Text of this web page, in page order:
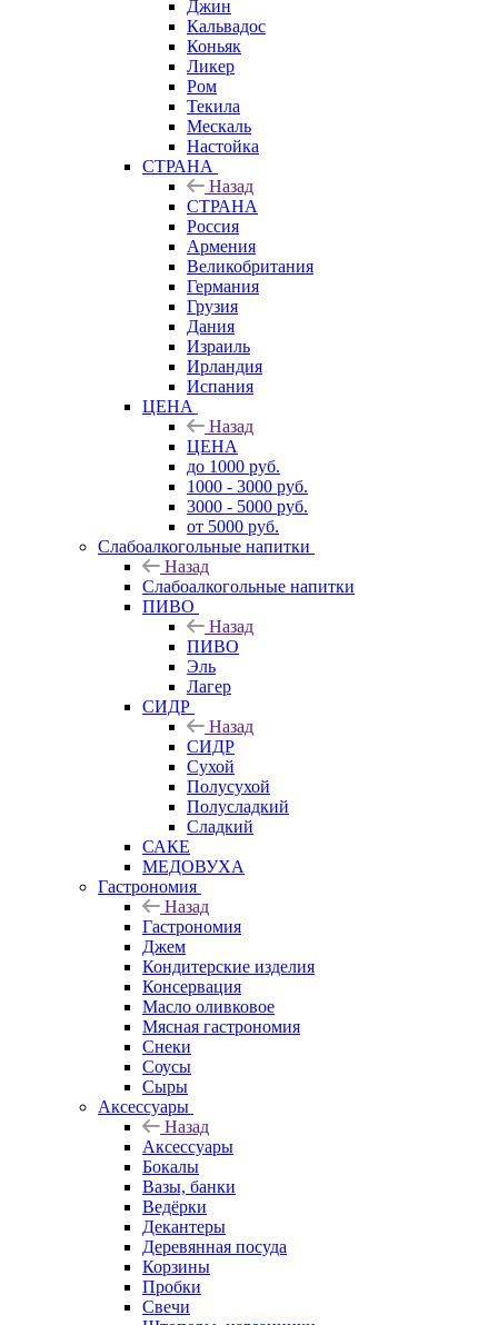
Джин
Кальвадос
Коньяк
Ликер
Ром
Текила
Мескаль
Настойка
СТРАНА
Назад
СТРАНА
Россия
Армения
Великобритания
Германия
Грузия
Дания
Израиль
Ирландия
Испания
ЦЕНА
Назад
ЦЕНА
до 1000 руб.
1000 - 3000 руб.
3000 - 5000 руб.
от 5000 руб.
Слабоалкогольные напитки
Назад
Слабоалкогольные напитки
ПИВО
Назад
ПИВО
Эль
Лагер
СИДР
Назад
СИДР
Сухой
Полусухой
Полусладкий
Сладкий
САКЕ
МЕДОВУХА
Гастрономия
Назад
Гастрономия
Джем
Кондитерские изделия
Консервация
Масло оливковое
Мясная гастрономия
Снеки
Соусы
Сыры
Аксессуары
Назад
Аксессуары
Бокалы
Вазы, банки
Ведёрки
Декантеры
Деревянная посуда
Корзины
Пробки
Свечи